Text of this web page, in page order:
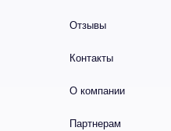
Отзывы
Контакты
О компании
Партнерам